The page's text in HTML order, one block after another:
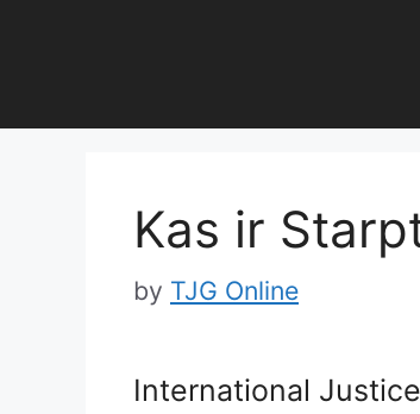
Kas ir
by TJG Online
International